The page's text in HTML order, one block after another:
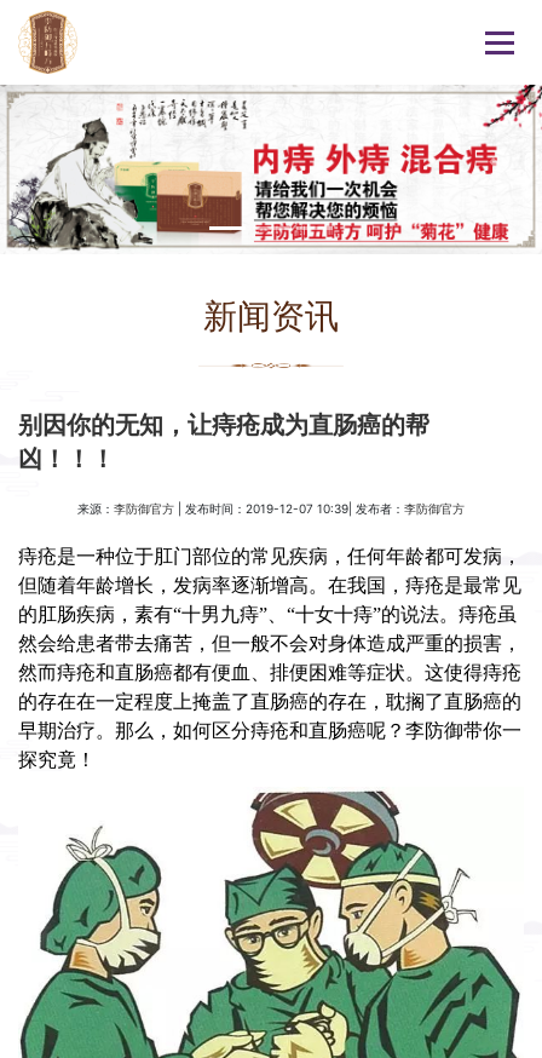
新闻资讯
别因你的无知，让痔疮成为直肠癌的帮
凶！！！
来源： 李防御官方 | 发布时间：2019-12-07 10:39| 发布者： 李防御官方
痔疮是一种位于肛门部位的常见疾病，任何年龄都可发病，
但随着年龄增长，发病率逐渐增高。在我国，痔疮是最常见
的肛肠疾病，素有“十男九痔”、“十女十痔”的说法。痔疮虽
然会给患者带去痛苦，但一般不会对身体造成严重的损害，
然而痔疮和直肠癌都有便血、排便困难等症状。这使得痔疮
的存在在一定程度上掩盖了直肠癌的存在，耽搁了直肠癌的
早期治疗。那么，如何区分痔疮和直肠癌呢？李防御带你一
探究竟！